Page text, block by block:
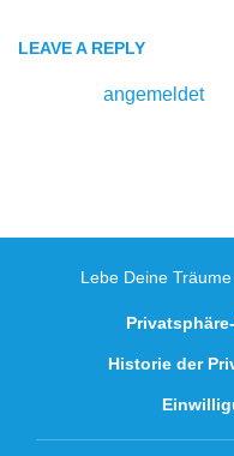
LEAVE A REPLY
angemeldet
Lebe Deine
Historie der